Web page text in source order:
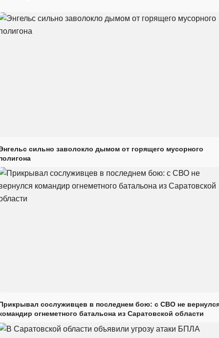
сильно заволокло дымом от горящего мусорного
сослуживцев в последнем бою: с СВО не
огнеметного батальона из Саратовской области